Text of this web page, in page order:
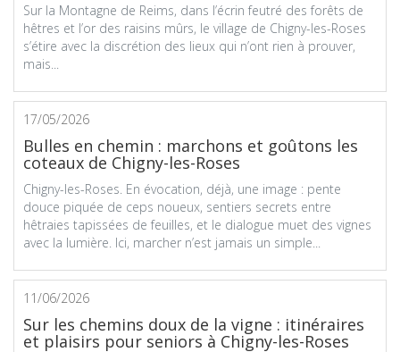
Sur la Montagne de Reims, dans l’écrin feutré des forêts de
hêtres et l’or des raisins mûrs, le village de Chigny-les-Roses
s’étire avec la discrétion des lieux qui n’ont rien à prouver,
mais...
17/05/2026
Bulles en chemin : marchons et goûtons les
coteaux de Chigny-les-Roses
Chigny-les-Roses. En évocation, déjà, une image : pente
douce piquée de ceps noueux, sentiers secrets entre
hêtraies tapissées de feuilles, et le dialogue muet des vignes
avec la lumière. Ici, marcher n’est jamais un simple...
11/06/2026
Sur les chemins doux de la vigne : itinéraires
et plaisirs pour seniors à Chigny-les-Roses